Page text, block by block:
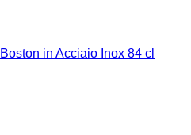
in Acciaio Inox 84 cl